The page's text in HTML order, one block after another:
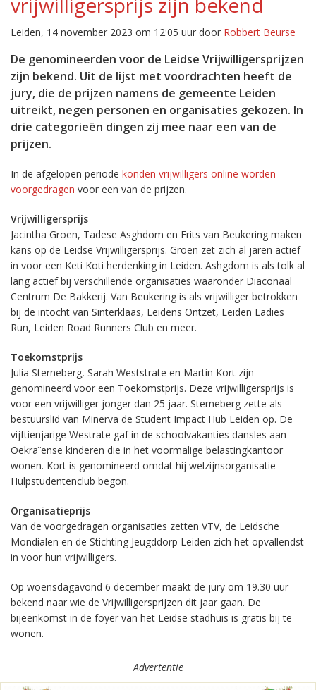
Leiden, 14 november 2023 om 12:05 uur door Robbert Beurse
De genomineerden voor de Leidse Vrijwilligersprijzen
zijn bekend. Uit de lijst met voordrachten heeft de
jury, die de prijzen namens de gemeente Leiden
uitreikt, negen personen en organisaties gekozen. In
drie categorieën dingen zij mee naar een van de
prijzen.
In de afgelopen periode konden vrijwilligers online worden
voorgedragen voor een van de prijzen.
Vrijwilligersprijs
Jacintha Groen, Tadese Asghdom en Frits van Beukering maken
kans op de Leidse Vrijwilligersprijs. Groen zet zich al jaren actief
in voor een Keti Koti herdenking in Leiden. Ashgdom is als tolk al
lang actief bij verschillende organisaties waaronder Diaconaal
Centrum De Bakkerij. Van Beukering is als vrijwilliger betrokken
bij de intocht van Sinterklaas, Leidens Ontzet, Leiden Ladies
Run, Leiden Road Runners Club en meer.
Toekomstprijs
Julia Sterneberg, Sarah Weststrate en Martin Kort zijn
genomineerd voor een Toekomstprijs. Deze vrijwilligersprijs is
voor een vrijwilliger jonger dan 25 jaar. Sterneberg zette als
bestuurslid van Minerva de Student Impact Hub Leiden op. De
vijftienjarige Westrate gaf in de schoolvakanties dansles aan
Oekraïense kinderen die in het voormalige belastingkantoor
wonen. Kort is genomineerd omdat hij welzijnsorganisatie
Hulpstudentenclub begon.
Organisatieprijs
Van de voorgedragen organisaties zetten VTV, de Leidsche
Mondialen en de Stichting Jeugddorp Leiden zich het opvallendst
in voor hun vrijwilligers.
Op woensdagavond 6 december maakt de jury om 19.30 uur
bekend naar wie de Vrijwilligersprijzen dit jaar gaan. De
bijeenkomst in de foyer van het Leidse stadhuis is gratis bij te
wonen.
Advertentie